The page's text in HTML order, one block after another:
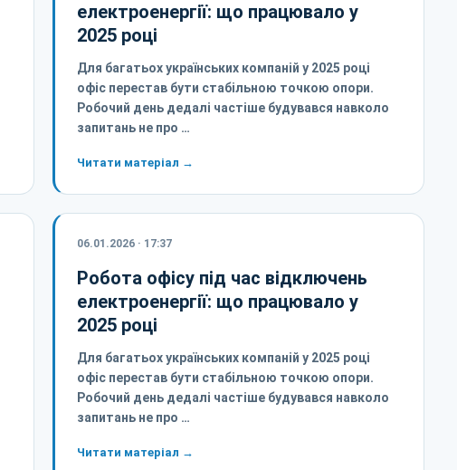
електроенергії: що працювало у
2025 році
Для багатьох українських компаній у 2025 році
офіс перестав бути стабільною точкою опори.
Робочий день дедалі частіше будувався навколо
запитань не про …
Читати матеріал →
06.01.2026 · 17:37
Робота офісу під час відключень
електроенергії: що працювало у
2025 році
Для багатьох українських компаній у 2025 році
офіс перестав бути стабільною точкою опори.
Робочий день дедалі частіше будувався навколо
запитань не про …
Читати матеріал →